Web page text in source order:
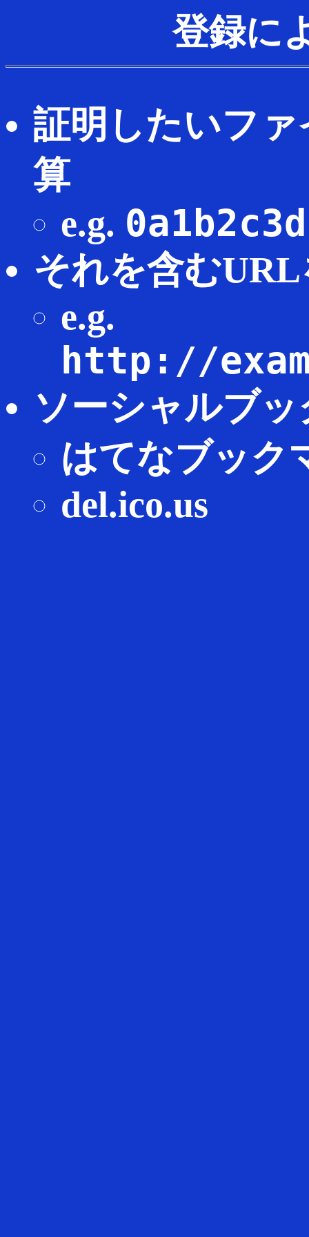
登録に
証明したいフ
算
e.g. 0a1b2c3d
それを含む
e.g.
http://
ソーシャルブ
はてなブック
del.ico.us